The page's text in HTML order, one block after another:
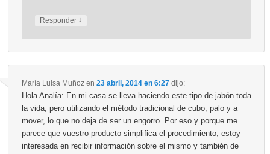
Responder ↓
María Luisa Muñozen 23 abril, 2014 en 6:27 dijo:
Hola Analía: En mi casa se lleva haciendo este tipo de jabón toda
la vida, pero utilizando el método tradicional de cubo, palo y a
mover, lo que no deja de ser un engorro. Por eso y porque me
parece que vuestro producto simplifica el procedimiento, estoy
interesada en recibir información sobre el mismo y también de